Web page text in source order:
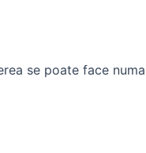
se poate face